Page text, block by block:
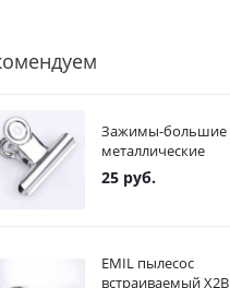
Зажимы-большие
металлические
25 руб.
EMIL пылесос
встраиваемый X2В